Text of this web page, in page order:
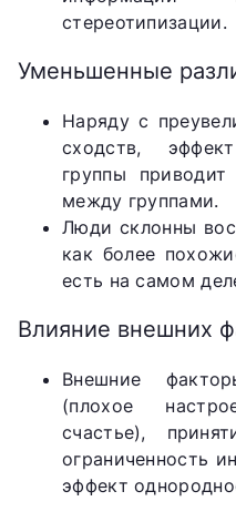
стереотипизации.
Уменьшенные
Наряду с
сходств,
группы
между группами.
Люди склонны
как более
есть на самом
Влияние внешних
Внешние
(плохое
счастье),
ограниченность
эффект